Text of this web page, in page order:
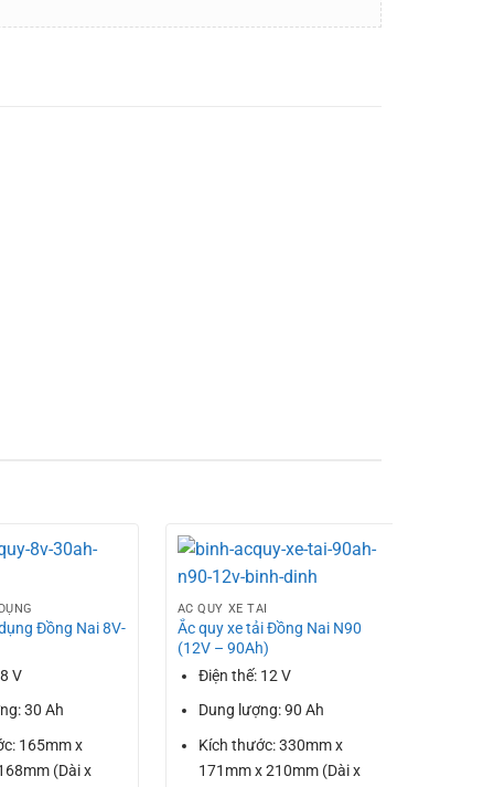
Đồng Nai 8V-
V
30 Ah
165mm x
(Dài x
ẮC QUY XE TẢI
Ắc quy xe tải Đồng Nai N90
(12V – 90Ah)
Điện thế: 12 V
Dung lượng: 90 Ah
Kích thước: 330mm x
171mm x 210mm (Dài x